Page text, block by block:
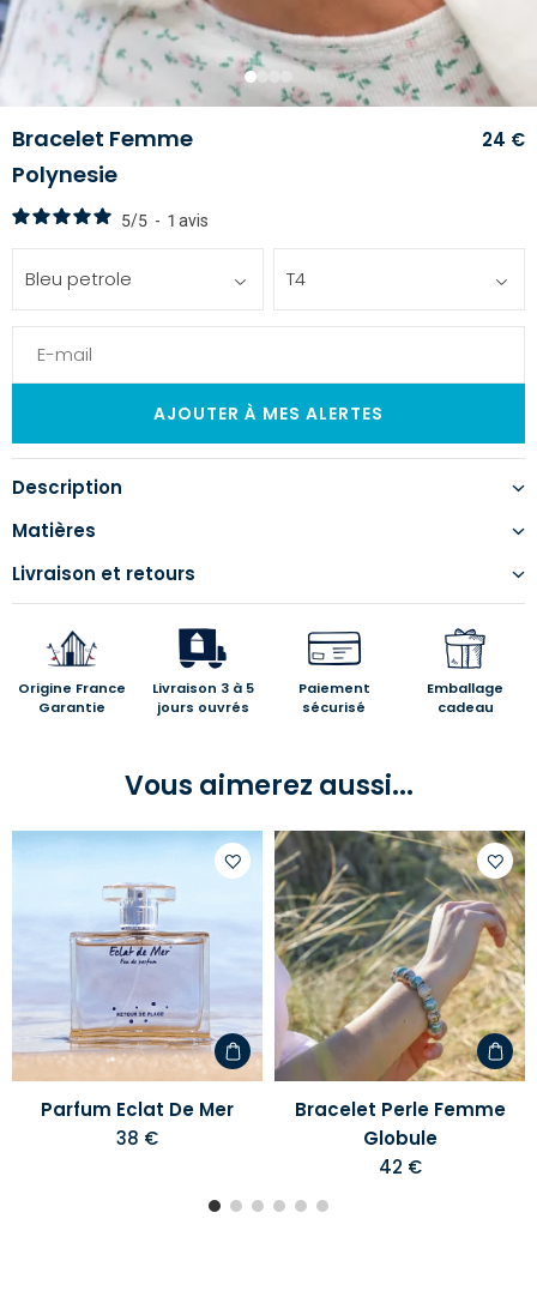
1 234
Bracelet Femme
Polynesie
24 €
5/5 - 1 avis
Bleu petrole T4
Description
Matières
Livraison et retours
Origine France
Garantie
Livraison 3 à 5
jours ouvrés
Paiement
sécurisé
Emballage
cadeau
Vous aimerez aussi...
Ajouter
d'envies
Parfum Eclat De Mer
38 €
à
votre
liste
Bracelet Perle Femme
Globule
42 €